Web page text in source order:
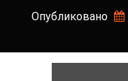
Опубликовано